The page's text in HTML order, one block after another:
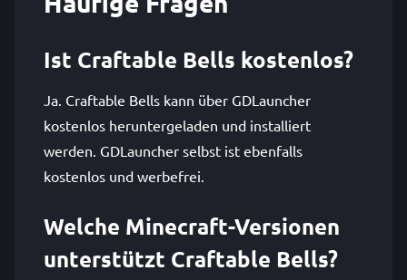
Ist Craftable Bells kostenlos?
Ja. Craftable Bells kann über GDLauncher
kostenlos heruntergeladen und installiert
werden. GDLauncher selbst ist ebenfalls
kostenlos und werbefrei.
Welche Minecraft-Versionen
unterstützt Craftable Bells?